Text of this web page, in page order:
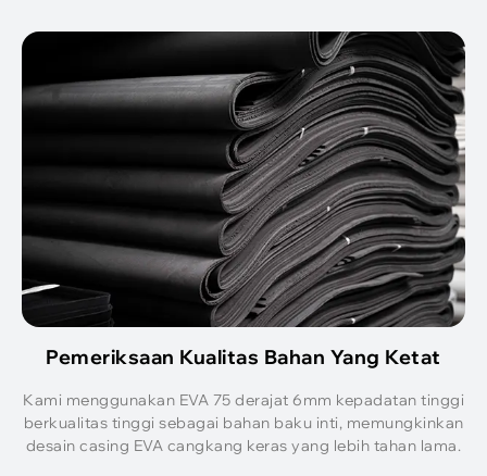
Pemeriksaan Kualitas Bahan Yang Ketat
Kami menggunakan EVA 75 derajat 6mm kepadatan tinggi
berkualitas tinggi sebagai bahan baku inti, memungkinkan
desain casing EVA cangkang keras yang lebih tahan lama.